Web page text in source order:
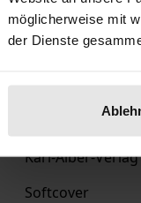
möglicherweise mit
der Dienste
978-3-495-47725-
Beiträge zur
Nov 22, 2022
Karl-Alber-Verlag
Softcover